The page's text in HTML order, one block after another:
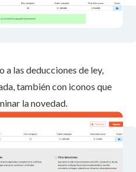
a las deducciones de ley,
también con iconos que
la novedad.